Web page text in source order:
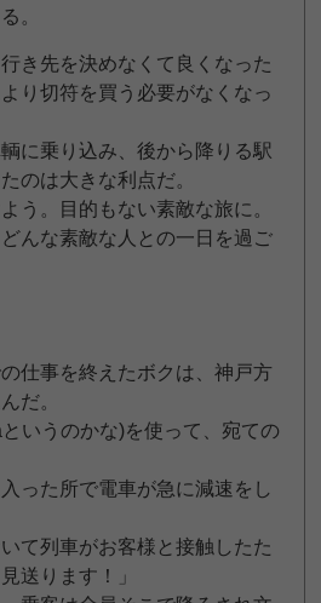
。
き先を決めなくて良くなった
り切符を買う必要がなくなっ
に乗り込み、後から降りる駅
のは大きな利点だ。
。目的もない素敵な旅に。
んな素敵な人との一日を過ご
仕事を終えたボクは、神戸方
だ。
いうのかな)を使って、宛ての
った所で電車が急に減速をし
て列車がお客様と接触したた
送ります！」